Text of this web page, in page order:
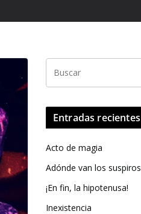
Entradas recientes
Acto de magia
Adónde van los suspiros
¡En fin, la hipotenusa!
Inexistencia